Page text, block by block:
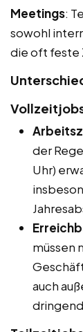
Meetings:
sowohl
die oft feste
der
Uhr)
müssen
auch